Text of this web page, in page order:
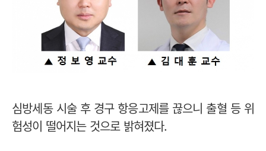
심방세동 시술 후 경구 항응고제를 끊으니 출혈 등 위
험성이 떨어지는 것으로 밝혀졌다.